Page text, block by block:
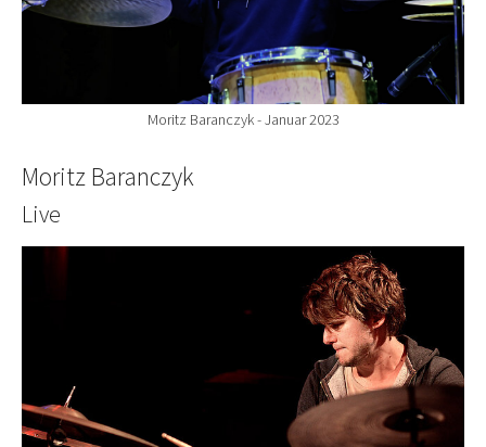
Moritz Baranczyk - Januar 2023
Moritz Baranczyk
Live